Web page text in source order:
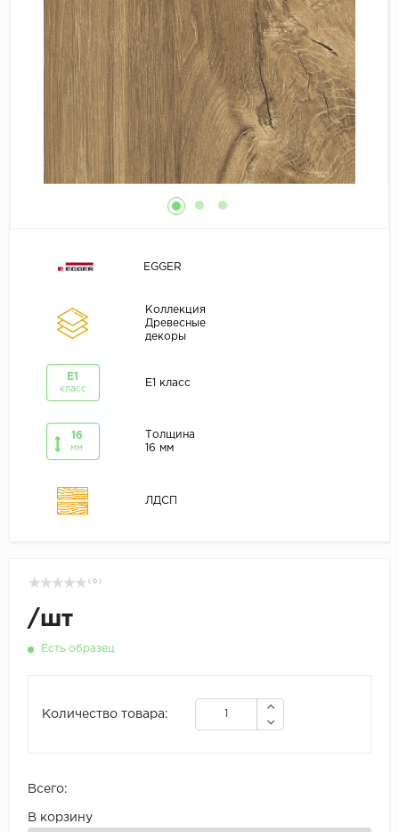
EGGER
Коллекция
Древесные
декоры
E1
класс
E1 класс
16
мм
Толщина
16 мм
ЛДСП
( 0 )
/шт
Есть образец
Количество товара:
Всего:
В корзину